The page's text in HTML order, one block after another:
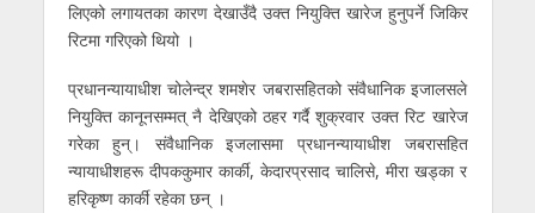
लिएको लगायतका कारण देखाउँदै उक्त नियुक्ति खारेज हुनुपर्ने जिकिर
रिटमा गरिएको थियो ।
प्रधानन्यायाधीश चोलेन्द्र शमशेर जबरासहितको संवैधानिक इजालसले
नियुक्ति कानूनसम्मत् नै देखिएको ठहर गर्दै शुक्रवार उक्त रिट खारेज
गरेका हुन्। संवैधानिक इजलासमा प्रधानन्यायाधीश जबरासहित
न्यायाधीशहरू दीपककुमार कार्की, केदारप्रसाद चालिसे, मीरा खड्का र
हरिकृष्ण कार्की रहेका छन् ।